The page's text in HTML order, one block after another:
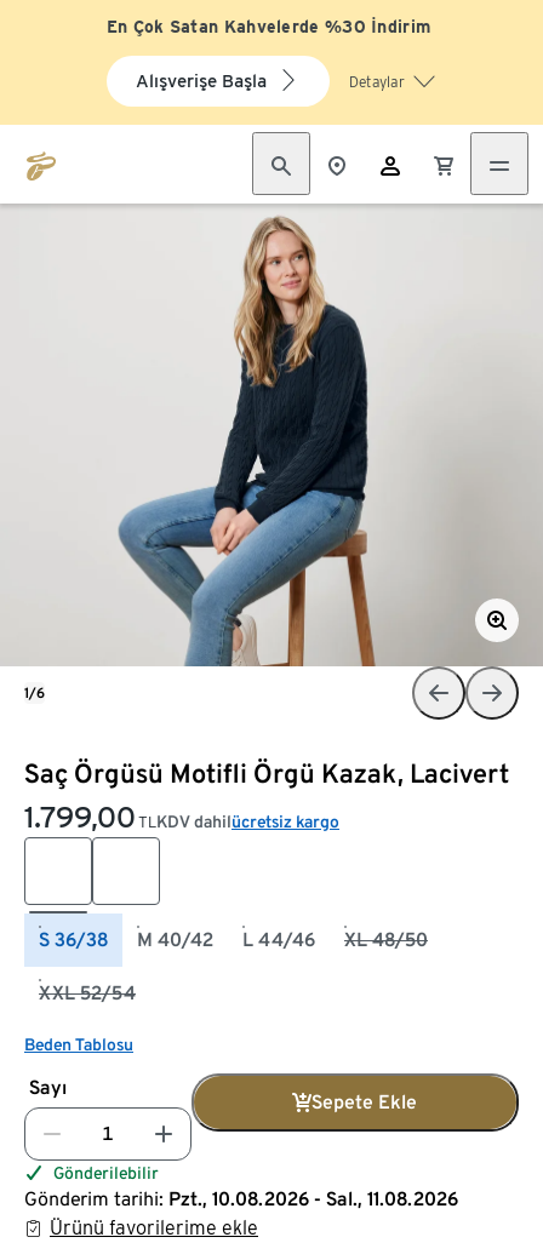
En Çok Satan Kahvelerde %30 İndirim
Alışverişe Başla Detaylar
Saç Örgüsü Motifli Örgü Kazak, Lacivert
1.799,00 TL KDV dahilücretsiz kargo
S 36/38 M 40/42 L 44/46 XL 48/50
XXL 52/54
Beden Tablosu
Sayı
Sepete Ekle
Gönderilebilir
Gönderim tarihi: Pzt., 10.08.2026 - Sal., 11.08.2026
Ürünü favorilerime ekle
1/6